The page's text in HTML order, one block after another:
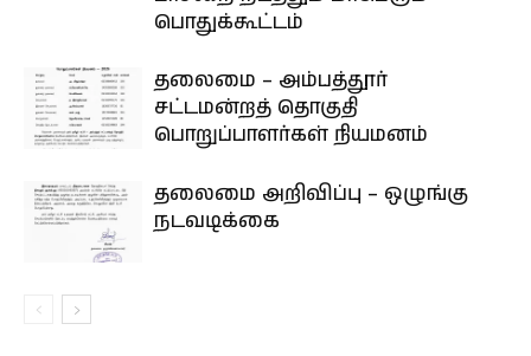
பொதுக்கூட்டம்
தலைமை – அம்பத்தூர்
சட்டமன்றத் தொகுதி
பொறுப்பாளர்கள் நியமனம்
தலைமை அறிவிப்பு – ஒழுங்கு
நடவடிக்கை